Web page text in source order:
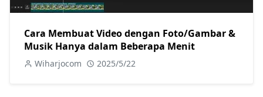
Cara Membuat Video dengan Foto/Gambar &
Musik Hanya dalam Beberapa Menit
Wiharjocom 2025/5/22